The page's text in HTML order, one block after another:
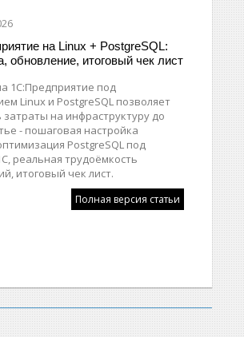
на Linux + PostgreSQL:
обновление, итоговый чек лист
1С:Предприятие под
Linux и PostgreSQL позволяет
затраты на инфраструктуру до
- пошаговая настройка
PostgreSQL под
реальная трудоёмкость
итоговый чек лист.
Полная версия статьи